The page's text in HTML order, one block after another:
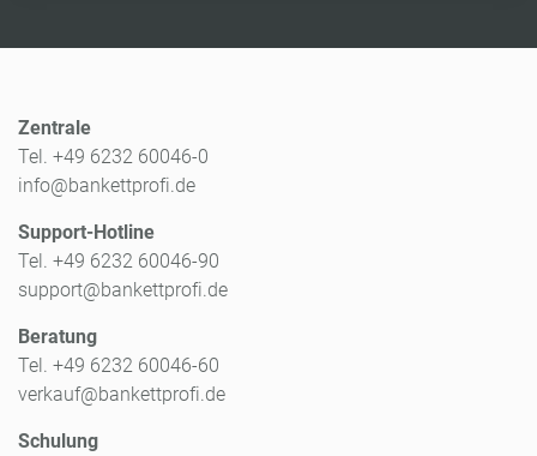
Zentrale
Tel. +49 6232 60046-0
info@bankettprofi.de
Support-Hotline
Tel. +49 6232 60046-90
support@bankettprofi.de
Beratung
Tel. +49 6232 60046-60
verkauf@bankettprofi.de
Schulung